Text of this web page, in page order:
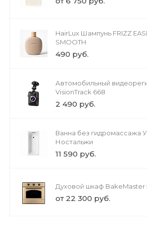
HairLux Шампунь FRIZZ
SMOOTH
490 руб.
Автомобильный
VisionTrack 668
2 490 руб.
Ванна без гидромассажа
Ностальжи
11 590 руб.
Духовой шкаф BakeMaster
от 22 300 руб.